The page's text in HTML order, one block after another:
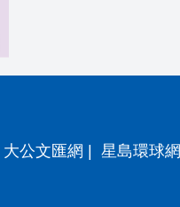
大公文匯網 星島環球網